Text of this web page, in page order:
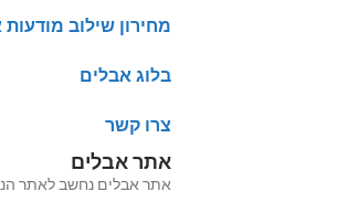
מחירון שילוב
בלוג אבלים
צרו קשר
אתר אבלים
אתר אבלים נחשב לאתר הנפוץ בישראל לפרסום